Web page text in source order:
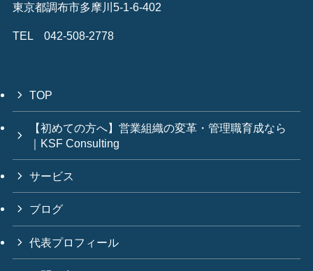
東京都調布市多摩川5-1-6-402
TEL 042-508-2778
TOP
【初めての方へ】営業組織の変革・管理職育成なら
｜KSF Consulting
サービス
ブログ
代表プロフィール